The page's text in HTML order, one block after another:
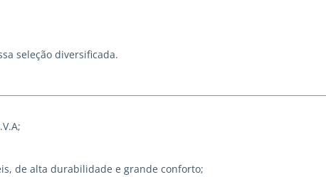
seleção diversificada.
de alta durabilidade e grande conforto;